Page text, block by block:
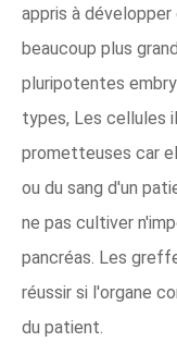
appris à
beaucoup plus
pluripotentes
types, Les cellules
prometteuses car
ou du sang d'un
ne pas cultiver
pancréas. Les
réussir si l'organe
du patient.